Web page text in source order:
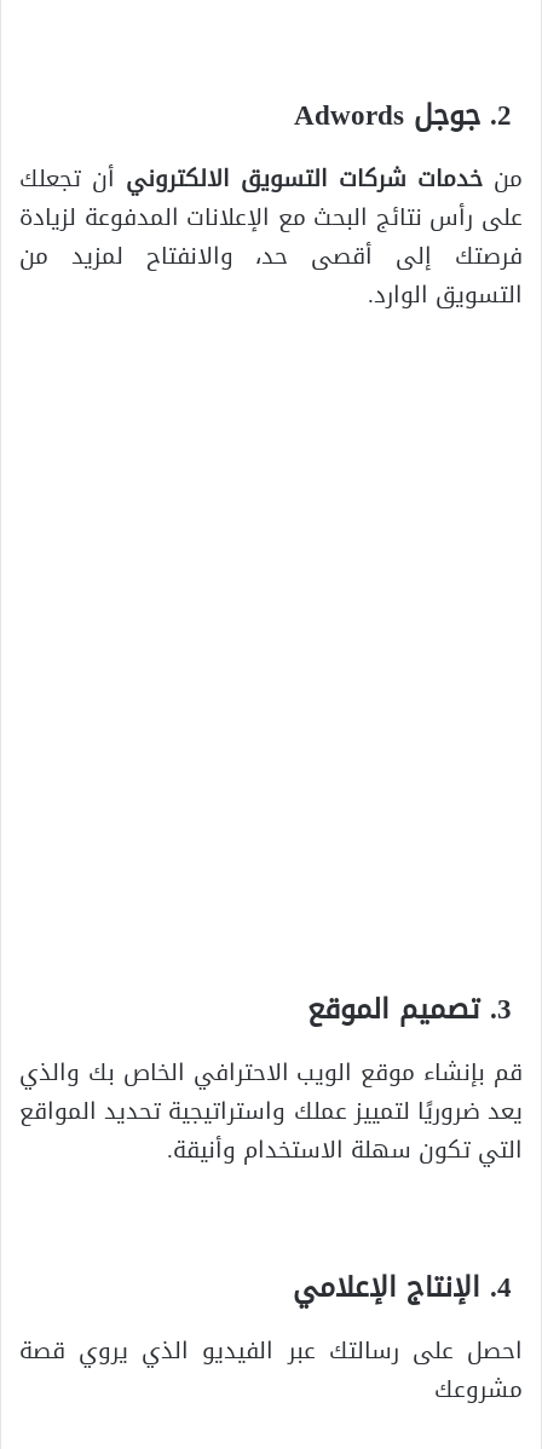
جوجل Adwords
من خدمات شركات التسويق الالكتروني أن تجعلك
على رأس نتائج البحث مع الإعلانات المدفوعة لزيادة
فرصتك إلى أقصى حد، والانفتاح لمزيد من
التسويق الوارد.
تصميم الموقع
قم بإنشاء موقع الويب الاحترافي الخاص بك والذي
يعد ضروريًا لتمييز عملك واستراتيجية تحديد المواقع
التي تكون سهلة الاستخدام وأنيقة.
الإنتاج الإعلامي
احصل على رسالتك عبر الفيديو الذي يروي قصة
مشروعك